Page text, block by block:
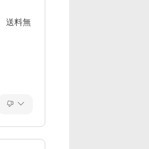
送料無